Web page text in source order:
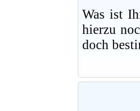
Was ist
hierzu
doch